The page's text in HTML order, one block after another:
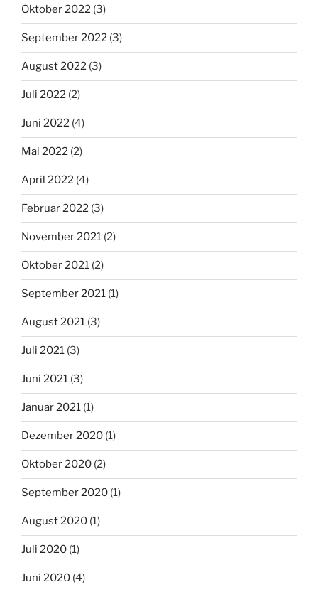
Oktober 2022 (3)
September 2022 (3)
August 2022 (3)
Juli 2022 (2)
Juni 2022 (4)
Mai 2022 (2)
April 2022 (4)
Februar 2022 (3)
November 2021 (2)
Oktober 2021 (2)
September 2021 (1)
August 2021 (3)
Juli 2021 (3)
Juni 2021 (3)
Januar 2021 (1)
Dezember 2020 (1)
Oktober 2020 (2)
September 2020 (1)
August 2020 (1)
Juli 2020 (1)
Juni 2020 (4)